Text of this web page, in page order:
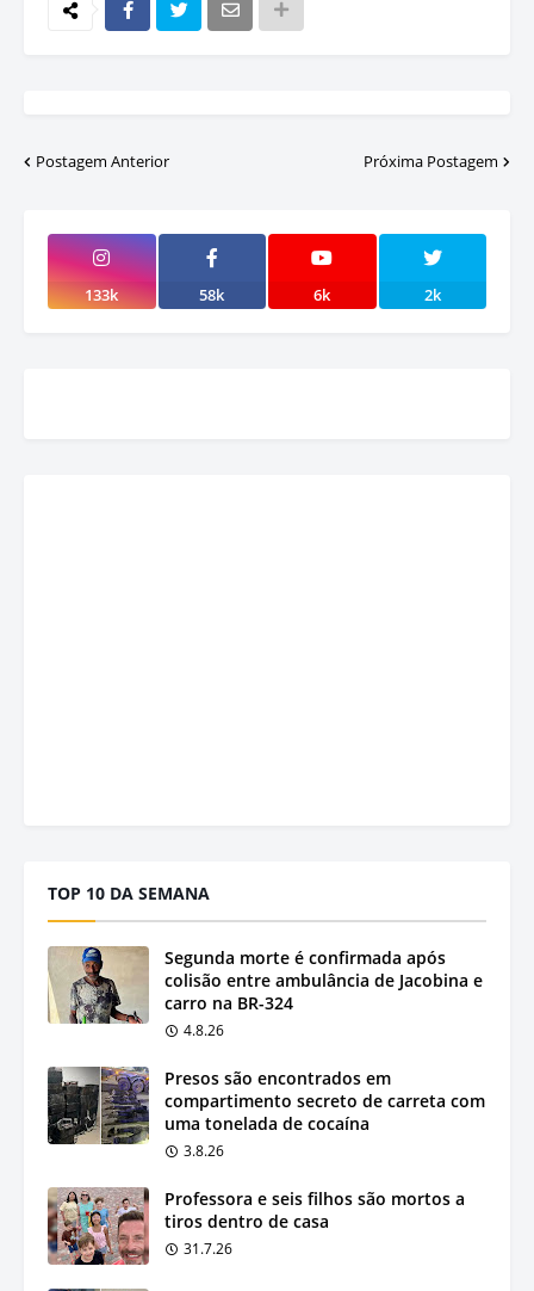
Postagem Anterior Próxima Postagem
133k 58k 6k 2k
TOP 10 DA SEMANA
Segunda morte é confirmada após
colisão entre ambulância de Jacobina e
carro na BR-324
4.8.26
Presos são encontrados em
compartimento secreto de carreta com
uma tonelada de cocaína
3.8.26
Professora e seis filhos são mortos a
tiros dentro de casa
31.7.26